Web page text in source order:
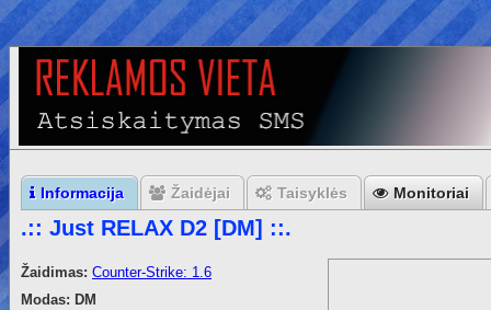
Informacija Žaidėjai Taisyklės Monitoriai
.:: Just RELAX D2 [DM] ::.
Žaidimas: Counter-Strike: 1.6
Modas: DM